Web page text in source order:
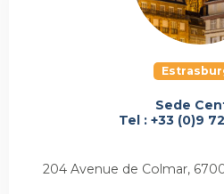
Sede
Tel : +33 (0)9
204 Avenue de Colmar,